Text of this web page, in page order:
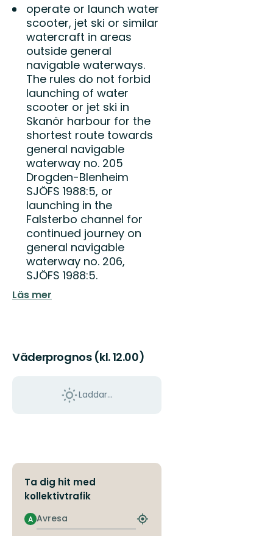
operate or launch water
scooter, jet ski or similar
watercraft in areas
outside general
navigable waterways.
The rules do not forbid
launching of water
scooter or jet ski in
Skanör harbour for the
shortest route towards
general navigable
waterway no. 205
Drogden-Blenheim
SJÖFS 1988:5, or
launching in the
Falsterbo channel for
continued journey on
general navigable
waterway no. 206,
SJÖFS 1988:5.
Läs mer
Väderprognos (kl. 12.00)
Laddar...
Ta dig hit med
kollektivtrafik
Avresa
A
Hitta